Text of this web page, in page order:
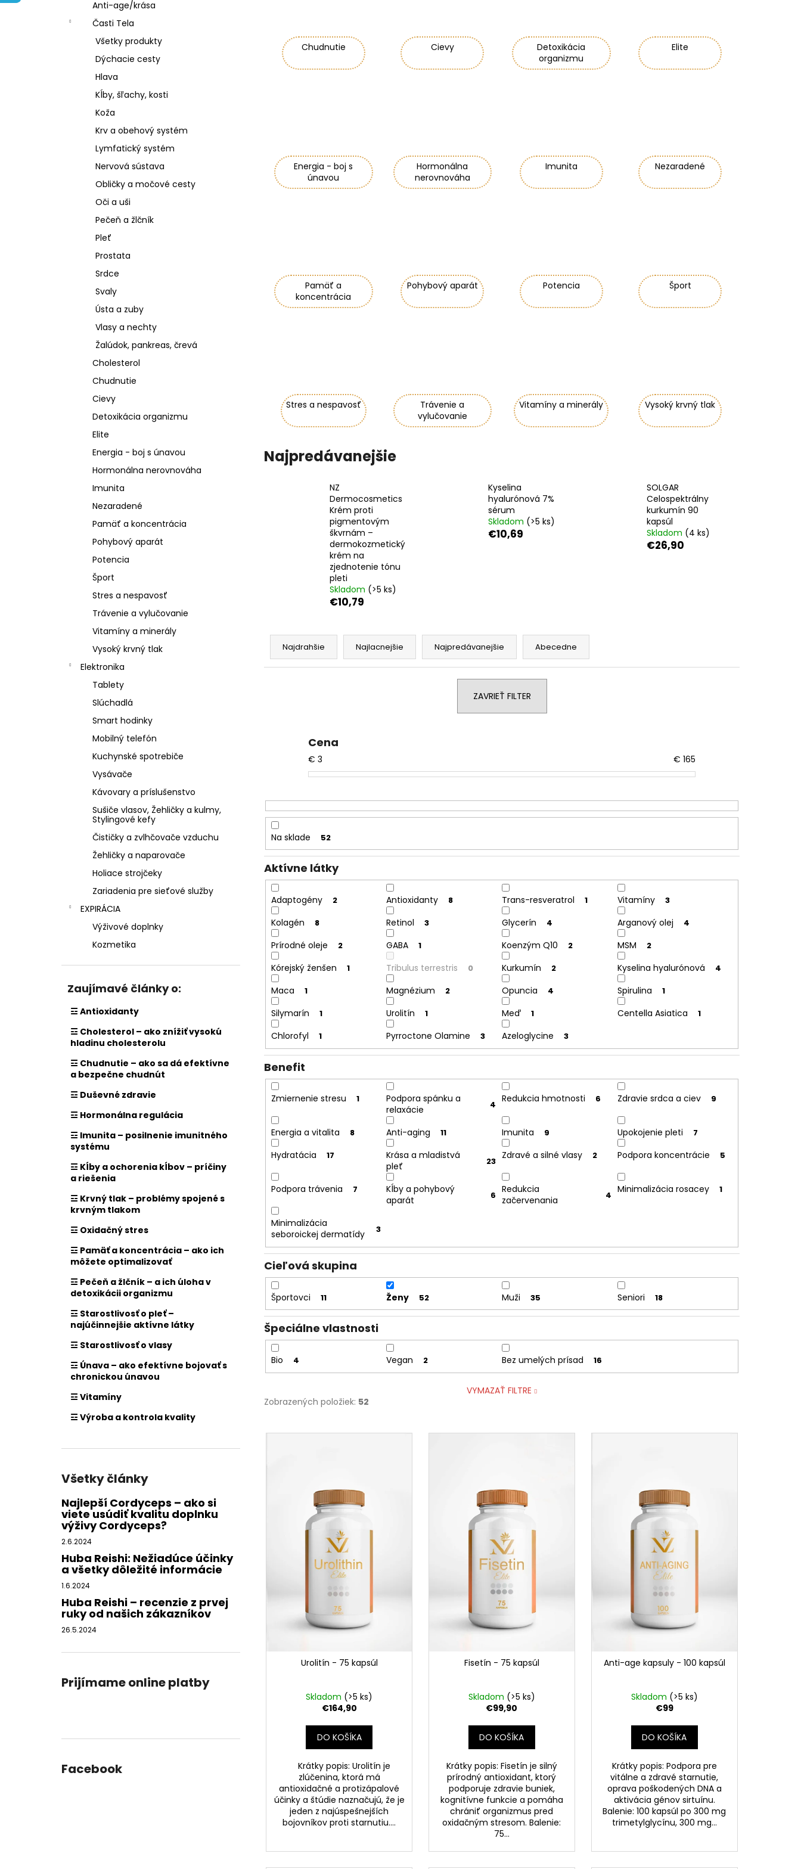
Anti-age/krása
Časti Tela
Všetky produkty
Dýchacie cesty
Hlava
Kĺby, šľachy, kosti
Koža
Krv a obehový systém
Lymfatický systém
Nervová sústava
Obličky a močové cesty
Oči a uši
Pečeň a žlčník
Pleť
Prostata
Srdce
Svaly
Ústa a zuby
Vlasy a nechty
Žalúdok, pankreas, črevá
Cholesterol
Chudnutie
Cievy
Detoxikácia organizmu
Elite
Energia - boj s únavou
Hormonálna nerovnováha
Imunita
Nezaradené
Pamäť a koncentrácia
Pohybový aparát
Potencia
Šport
Stres a nespavosť
Trávenie a vylučovanie
Vitamíny a minerály
Vysoký krvný tlak
Elektronika
Tablety
Slúchadlá
Smart hodinky
Mobilný telefón
Kuchynské spotrebiče
Vysávače
Kávovary a príslušenstvo
Sušiče vlasov, Žehličky a kulmy,
Stylingové kefy
Čističky a zvlhčovače vzduchu
Žehličky a naparovače
Holiace strojčeky
Zariadenia pre sieťové služby
EXPIRÁCIA
Výživové doplnky
Kozmetika
Zaujímavé články o:
☲ Antioxidanty
☲ Cholesterol – ako znížiť vysokú
hladinu cholesterolu
☲ Chudnutie – ako sa dá efektívne
a bezpečne chudnút
☲ Duševné zdravie
☲ Hormonálna regulácia
☲ Imunita – posilnenie imunitného
systému
☲ Kĺby a ochorenia kĺbov – príčiny
a riešenia
☲ Krvný tlak – problémy spojené s
krvným tlakom
☲ Oxidačný stres
☲ Pamäť a koncentrácia – ako ich
môžete optimalizovať
☲ Pečeň a žlčník – a ich úloha v
detoxikácii organizmu
☲ Starostlivosť o pleť –
najúčinnejšie aktívne látky
☲ Starostlivosť o vlasy
☲ Únava – ako efektívne bojovať s
chronickou únavou
☲ Vitamíny
☲ Výroba a kontrola kvality
Všetky články
Najlepší Cordyceps – ako si
viete usúdiť kvalitu doplnku
výživy Cordyceps?
2.6.2024
Huba Reishi: Nežiadúce účinky
a všetky dôležité informácie
1.6.2024
Huba Reishi – recenzie z prvej
ruky od našich zákazníkov
26.5.2024
Prijímame online platby
Facebook
Chudnutie Cievy
Detoxikácia
organizmu
Elite
Energia - boj s
únavou
Hormonálna
nerovnováha
Imunita Nezaradené
Pamäť a
koncentrácia
Pohybový aparát Potencia Šport
Stres a nespavosť
Trávenie a
vylučovanie
Vitamíny a minerály Vysoký krvný tlak
Najpredávanejšie
NZ
Dermocosmetics
Krém proti
pigmentovým
škvrnám –
dermokozmetický
krém na
zjednotenie tónu
pleti
Skladom (>5 ks)
€10,79
Kyselina
hyalurónová 7%
sérum
Skladom (>5 ks)
€10,69
SOLGAR
Celospektrálny
kurkumín 90
kapsúl
Skladom (4 ks)
€26,90
R
d
u
k
o
v
Najdrahšie Najlacnejšie Najpredávanejšie Abecedne
ZAVRIEŤ FILTER
Cena
€ 3 € 165
Na sklade 52
Aktívne látky
Adaptogény 2 Antioxidanty 8 Trans-resveratrol 1 Vitamíny 3
Kolagén 8 Retinol 3 Glycerín 4 Arganový olej 4
Prírodné oleje 2 GABA 1 Koenzým Q10 2 MSM 2
Kórejský ženšen 1 Tribulus terrestris 0 Kurkumín 2 Kyselina hyalurónová 4
Maca 1 Magnézium 2 Opuncia 4 Spirulina 1
Silymarín 1 Urolitín 1 Meď 1 Centella Asiatica 1
Chlorofyl 1 Pyrroctone Olamine 3 Azeloglycine 3
Benefit
Zmiernenie stresu 1
Podpora spánku a
relaxácie
4 Redukcia hmotnosti 6 Zdravie srdca a ciev 9
Energia a vitalita 8 Anti-aging 11 Imunita 9 Upokojenie pleti 7
Hydratácia 17
Krása a mladistvá
pleť
23 Zdravé a silné vlasy 2 Podpora koncentrácie 5
Podpora trávenia 7
Kĺby a pohybový
aparát
6 Redukcia
začervenania
4 Minimalizácia rosacey 1
Minimalizácia
seboroickej dermatídy
3
Cieľová skupina
Športovci 11 Ženy 52 Muži 35 Seniori 18
Špeciálne vlastnosti
Bio 4 Vegan 2 Bez umelých prísad 16
VYMAZAŤ FILTRE
Zobrazených položiek: 52
V
t
Urolitín - 75 kapsúl
Skladom (>5 ks)
€164,90
DO KOŠÍKA
Krátky popis: Urolitín je
zlúčenina, ktorá má
antioxidačné a protizápalové
účinky a štúdie naznačujú, že je
jeden z najúspešnejších
bojovníkov proti starnutiu....
Fisetín - 75 kapsúl
Skladom (>5 ks)
€99,90
DO KOŠÍKA
Krátky popis: Fisetín je silný
prírodný antioxidant, ktorý
podporuje zdravie buniek,
kognitívne funkcie a pomáha
chrániť organizmus pred
oxidačným stresom. Balenie:
75...
Anti-age kapsuly - 100 kapsúl
Skladom (>5 ks)
€99
DO KOŠÍKA
Krátky popis: Podpora pre
vitálne a zdravé starnutie,
oprava poškodených DNA a
aktivácia génov sirtuínu.
Balenie: 100 kapsúl po 300 mg
trimetylglycínu, 300 mg...
NZ DERMOCOSMETICS KRÉM PROTI
PIGMENTOVÝM ŠKVRNÁM –
DERMOKOZMETICKÝ KRÉM NA
€7,50
Pôvodne: